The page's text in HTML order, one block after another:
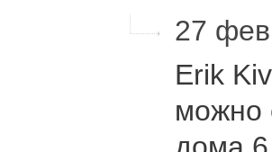
27
Erik
можно